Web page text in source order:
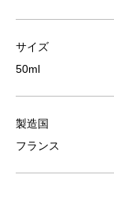
サイズ
50ml
製造国
フランス